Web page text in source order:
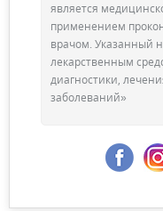
является
применением
врачом. Указанный
лекарственным
диагностики,
заболеваний»